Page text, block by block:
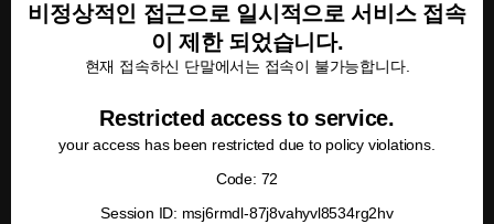
비정상적인 접근으로 일시적으로 서비스 접속
이 제한 되었습니다.
현재 접속하신 단말에서는 접속이 불가능합니다.
Restricted access to service.
your access has been restricted due to policy violations.
Code: 72
Session ID: msj6rmdl-87j8vahyvl8534rg2hv